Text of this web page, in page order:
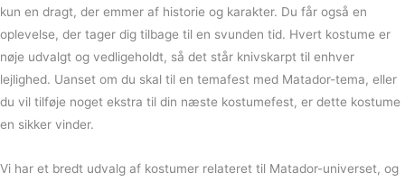
kun en dragt, der emmer af historie og karakter. Du får også en
oplevelse, der tager dig tilbage til en svunden tid. Hvert kostume er
nøje udvalgt og vedligeholdt, så det står knivskarpt til enhver
lejlighed. Uanset om du skal til en temafest med Matador-tema, eller
du vil tilføje noget ekstra til din næste kostumefest, er dette kostume
en sikker vinder.
Vi har et bredt udvalg af kostumer relateret til Matador-universet, og